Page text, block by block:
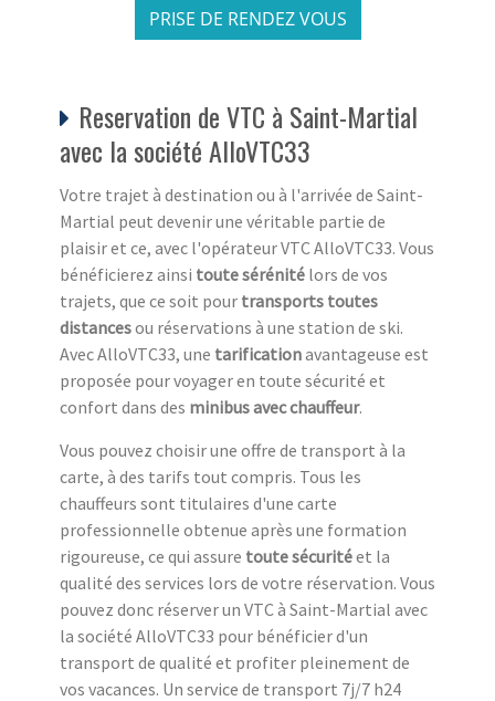
PRISE DE RENDEZ VOUS
Reservation de VTC à Saint-Martial
avec la société AlloVTC33
Votre trajet à destination ou à l'arrivée de Saint-
Martial peut devenir une véritable partie de
plaisir et ce, avec l'opérateur VTC AlloVTC33. Vous
bénéficierez ainsi toute sérénité lors de vos
trajets, que ce soit pour transports toutes
distancesou réservations à une station de ski.
Avec AlloVTC33, une tarificationavantageuse est
proposée pour voyager en toute sécurité et
confort dans des minibus avec chauffeur.
Vous pouvez choisir une offre de transport à la
carte, à des tarifs tout compris. Tous les
chauffeurs sont titulaires d'une carte
professionnelle obtenue après une formation
rigoureuse, ce qui assure toute sécuritéet la
qualité des services lors de votre réservation. Vous
pouvez donc réserver un VTC à Saint-Martial avec
la société AlloVTC33 pour bénéficier d'un
transport de qualité et profiter pleinement de
vos vacances. Un service de transport 7j/7 h24